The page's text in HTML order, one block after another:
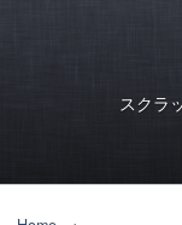
スクラ